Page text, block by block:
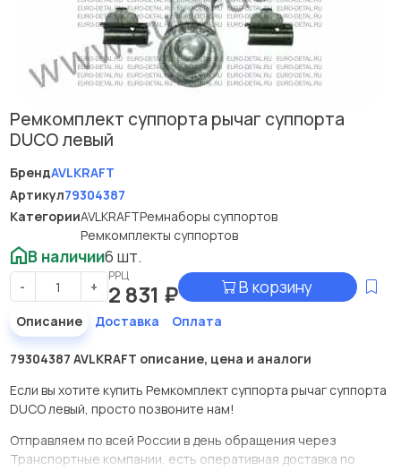
Ремкомплект суппорта рычаг суппорта
DUCO левый
БрендAVLKRAFT
Артикул79304387
КатегорииAVLKRAFTРемнаборы суппортов
Ремкомплекты суппортов
В наличии6 шт.
- +
РРЦ
2 831 ₽ В корзину
Описание Доставка Оплата
79304387 AVLKRAFT описание, цена и аналоги
Если вы хотите купить Ремкомплект суппорта рычаг суппорта
DUCO левый, просто позвоните нам!
Отправляем по всей России в день обращения через
Транспортные компании, есть оперативная доставка по